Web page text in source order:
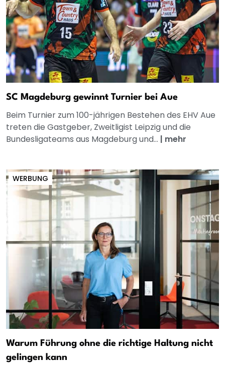
SC Magdeburg gewinnt Turnier bei Aue
Beim Turnier zum 100-jährigen Bestehen des EHV Aue
treten die Gastgeber, Zweitligist Leipzig und die
Bundesligateams aus Magdeburg und... | mehr
WERBUNG
Warum Führung ohne die richtige Haltung nicht
gelingen kann